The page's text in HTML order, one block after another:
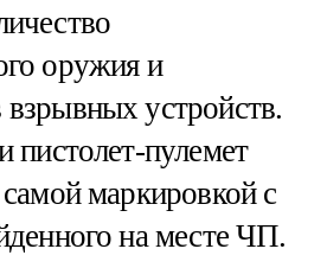
оружия и
устройств.
пистолет-пулемет
маркировкой с
на месте ЧП.